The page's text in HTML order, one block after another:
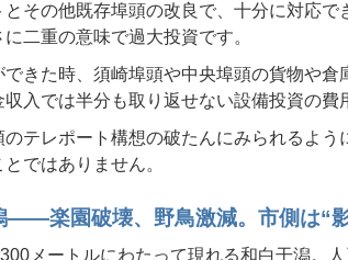
その他既存埠頭の改良で、十分に対応
二重の意味で過大投資です。
きた時、須崎埠頭や中央埠頭の貨物や
入では半分も取り返せない設備投資の費
のテレポート構想の破たんにみられるよう
ではありません。
楽園破壊、野鳥激減。市側は“
メートルにわたって現れる和白干潟。